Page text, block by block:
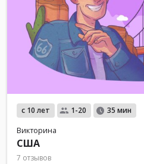
с 10 лет 1-20 35 мин
Викторина
США
7 отзывов